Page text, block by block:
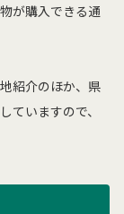
が購入できる通
紹介のほか、県
ていますので、